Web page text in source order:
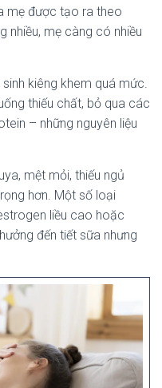
mẹ được tạo ra theo
nhiều, mẹ càng có nhiều
kiêng khem quá mức.
thiếu chất, bỏ qua các
– những nguyên liệu
mệt mỏi, thiếu ngủ
hơn. Một số loại
liều cao hoặc
đến tiết sữa nhưng